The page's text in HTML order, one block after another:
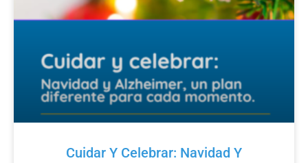
Cuidar Y Celebrar: Navidad Y